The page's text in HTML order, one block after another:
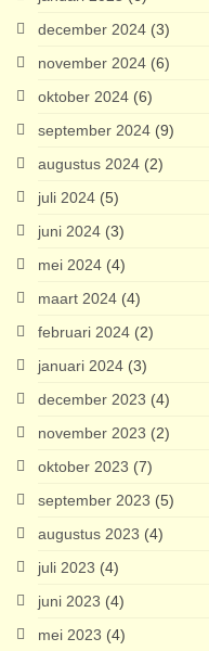
december 2024 (3)
november 2024 (6)
oktober 2024 (6)
september 2024 (9)
augustus 2024 (2)
juli 2024 (5)
juni 2024 (3)
mei 2024 (4)
maart 2024 (4)
februari 2024 (2)
januari 2024 (3)
december 2023 (4)
november 2023 (2)
oktober 2023 (7)
september 2023 (5)
augustus 2023 (4)
juli 2023 (4)
juni 2023 (4)
mei 2023 (4)